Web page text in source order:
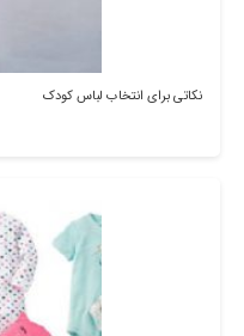
نکاتی برای انتخاب لباس کودک